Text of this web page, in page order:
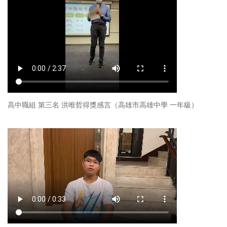
高中職組 第三名 洪唯哲得獎感言（高雄市高雄中學 一年級）